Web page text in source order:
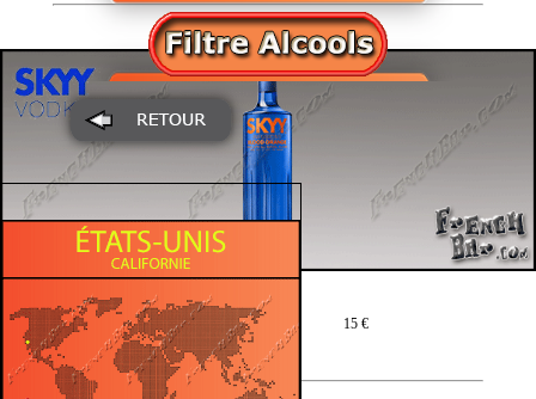
Prix moyen en 75 cl : 15 €